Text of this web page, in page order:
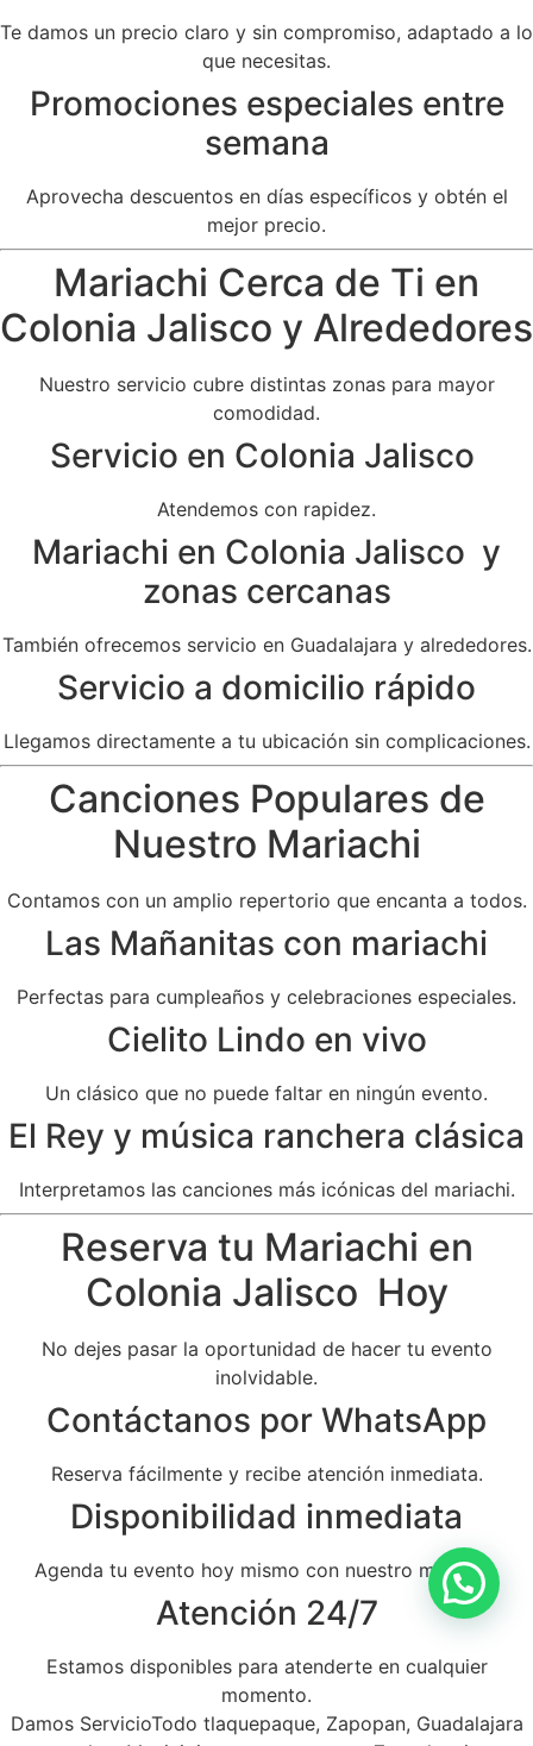
Te damos un precio claro y sin compromiso, adaptado a lo
que necesitas.
Promociones especiales entre
semana
Aprovecha descuentos en días específicos y obtén el
mejor precio.
Mariachi Cerca de Ti en
Colonia Jalisco y Alrededores
Nuestro servicio cubre distintas zonas para mayor
comodidad.
Servicio en Colonia Jalisco
Atendemos con rapidez.
Mariachi en Colonia Jalisco y
zonas cercanas
También ofrecemos servicio en Guadalajara y alrededores.
Servicio a domicilio rápido
Llegamos directamente a tu ubicación sin complicaciones.
Canciones Populares de
Nuestro Mariachi
Contamos con un amplio repertorio que encanta a todos.
Las Mañanitas con mariachi
Perfectas para cumpleaños y celebraciones especiales.
Cielito Lindo en vivo
Un clásico que no puede faltar en ningún evento.
El Rey y música ranchera clásica
Interpretamos las canciones más icónicas del mariachi.
Reserva tu Mariachi en
Colonia Jalisco Hoy
No dejes pasar la oportunidad de hacer tu evento
inolvidable.
Contáctanos por WhatsApp
Reserva fácilmente y recibe atención inmediata.
Disponibilidad inmediata
Agenda tu evento hoy mismo con nuestro mariachi.
Atención 24/7
Estamos disponibles para atenderte en cualquier
momento.
Damos ServicioTodo tlaquepaque, Zapopan, Guadalajara